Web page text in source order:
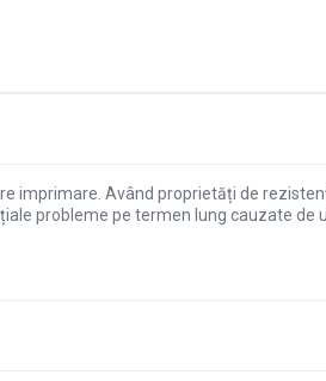
imprimare. Având proprietăți de
probleme pe termen lung cauzate de